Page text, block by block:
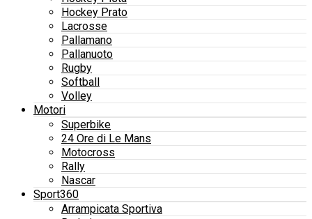
Hockey Prato
Lacrosse
Pallamano
Pallanuoto
Rugby
Softball
Volley
Motori
Superbike
24 Ore di Le Mans
Motocross
Rally
Nascar
Sport360
Arrampicata Sportiva